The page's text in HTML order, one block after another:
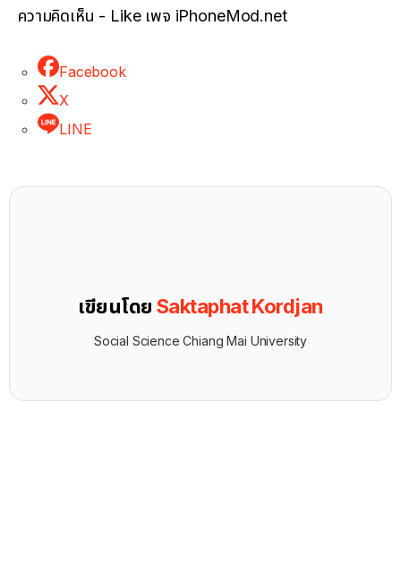
ความคิดเห็น - Like เพจ iPhoneMod.net
Facebook
X
LINE
เขียนโดย Saktaphat Kordjan
Social Science Chiang Mai University